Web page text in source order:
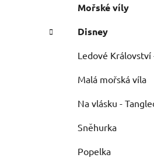
Mořské víly
Disney
Ledové Království
Malá mořská víla
Na vlásku -
Sněhurka
Popelka